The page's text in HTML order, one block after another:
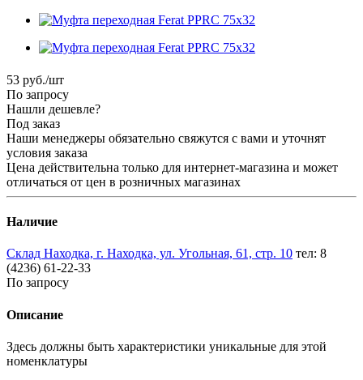
53 руб./шт
По запросу
Нашли дешевле?
Под заказ
Наши менеджеры обязательно свяжутся с вами и уточнят
условия заказа
Цена действительна только для интернет-магазина и может
отличаться от цен в розничных магазинах
Наличие
Склад Находка, г. Находка, ул. Угольная, 61, стр. 10 тел: 8
(4236) 61-22-33
По запросу
Описание
Здесь должны быть характеристики уникальные для этой
номенклатуры